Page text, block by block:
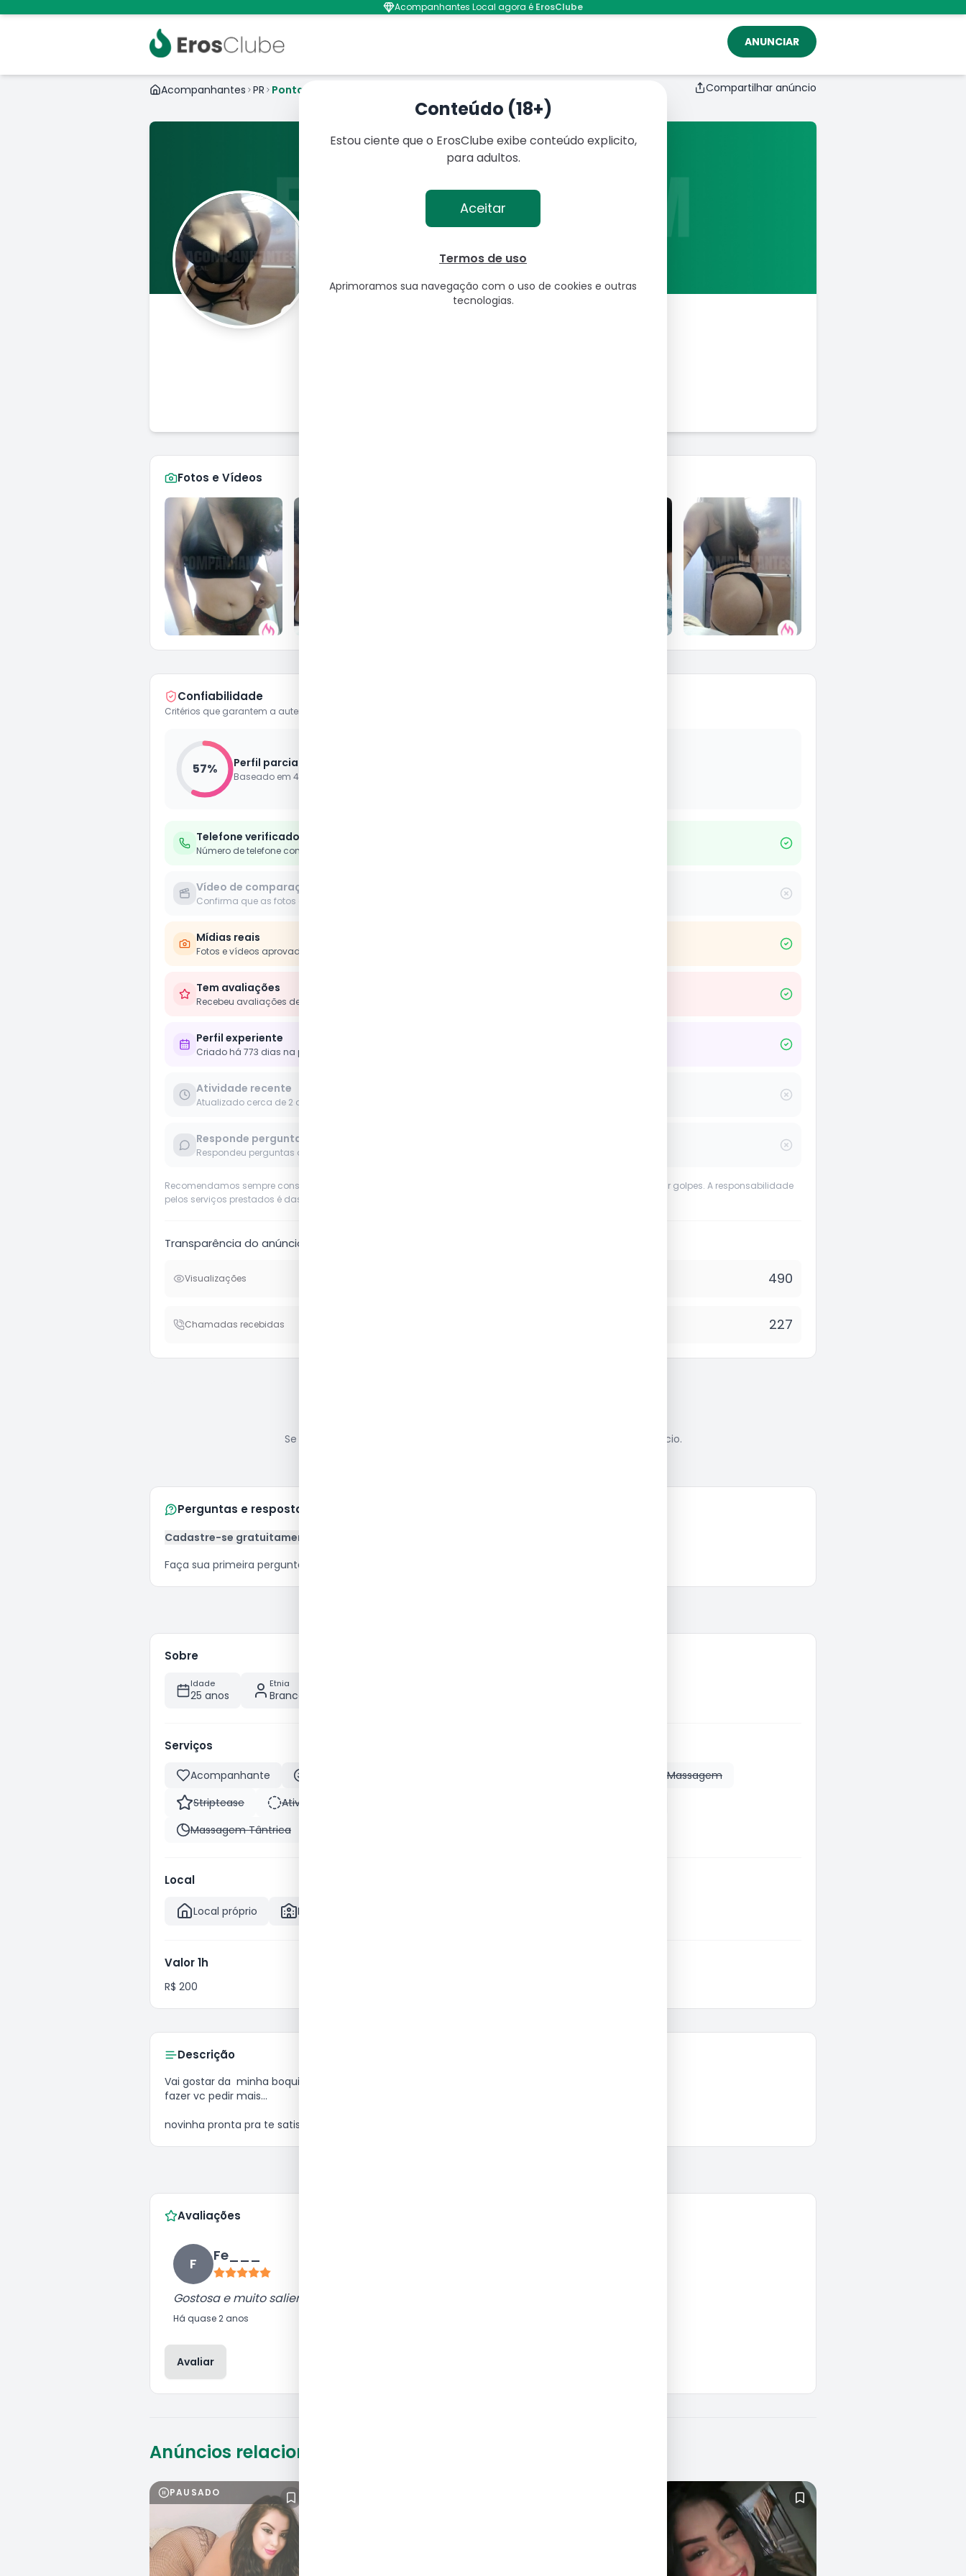
Conteúdo (18+)
Estou ciente que o ErosClube exibe conteúdo explicito,
para adultos.
Aceitar
Termos de uso
Aprimoramos sua navegação com o uso de cookies e outras
tecnologias.
ANUNCIAR
Acompanhantes Local agora é ErosClube
Acompanhantes PR Ponta Grossa Compartilhar anúncio
Fotos e Vídeos
Confiabilidade
Critérios que garantem a autenticidade deste perfil
57% Perfil parcialmente verificado
Baseado em 4
Telefone verificado
Número de telefone confirmado pela plataforma
Vídeo de comparação
Confirma que as fotos e vídeos são reais
Mídias reais
Fotos e vídeos aprovados pela moderação
Tem avaliações
Recebeu avaliações de clientes
Perfil experiente
Criado há 773 dias na plataforma
Atividade recente
Atualizado cerca de 2 anos
Responde perguntas
Respondeu perguntas de usuários
Recomendamos sempre considerar o vídeo de verificação ao escolher. Evite depósitos antecipados para prevenir golpes. A responsabilidade
pelos serviços prestados é das próprias anunciantes.
Transparência do anúncio
Visualizações 490
Chamadas recebidas 227
Se você identificou conteúdo inadequado ou suspeito, denuncie este anúncio.
Perguntas e respostas
Cadastre-se gratuitamente
Faça sua primeira pergunta
Sobre
Idade
25 anos
Etnia
Branca
Serviços
Acompanhante
Massagem
Striptease
Ativa
Massagem Tântrica
Local
Local próprio Hoteis e Motéis
Valor 1h
R$ 200
Descrição
vai gostar da  minha boquinha garanto 😋
fazer vc pedir mais...
novinha pronta pra te satisfazer e fazer vc ir a loucura.
Avaliações
F Fe___
Gostosa e muito saliente
Há quase 2 anos
Avaliar
Anúncios relacionados em
PAUSADO